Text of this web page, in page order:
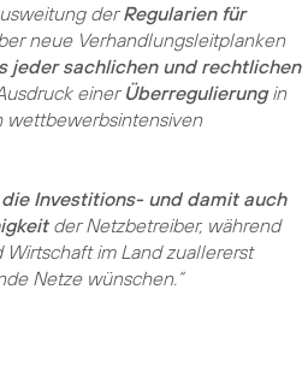
derRegularien für
neue Verhandlungsleitplanken
jeder sachlichen und rechtlichen
einerÜberregulierungin
wettbewerbsintensiven
Investitions- und damit auch
der Netzbetreiber, während
im Land zuallererst
Netze wünschen.“